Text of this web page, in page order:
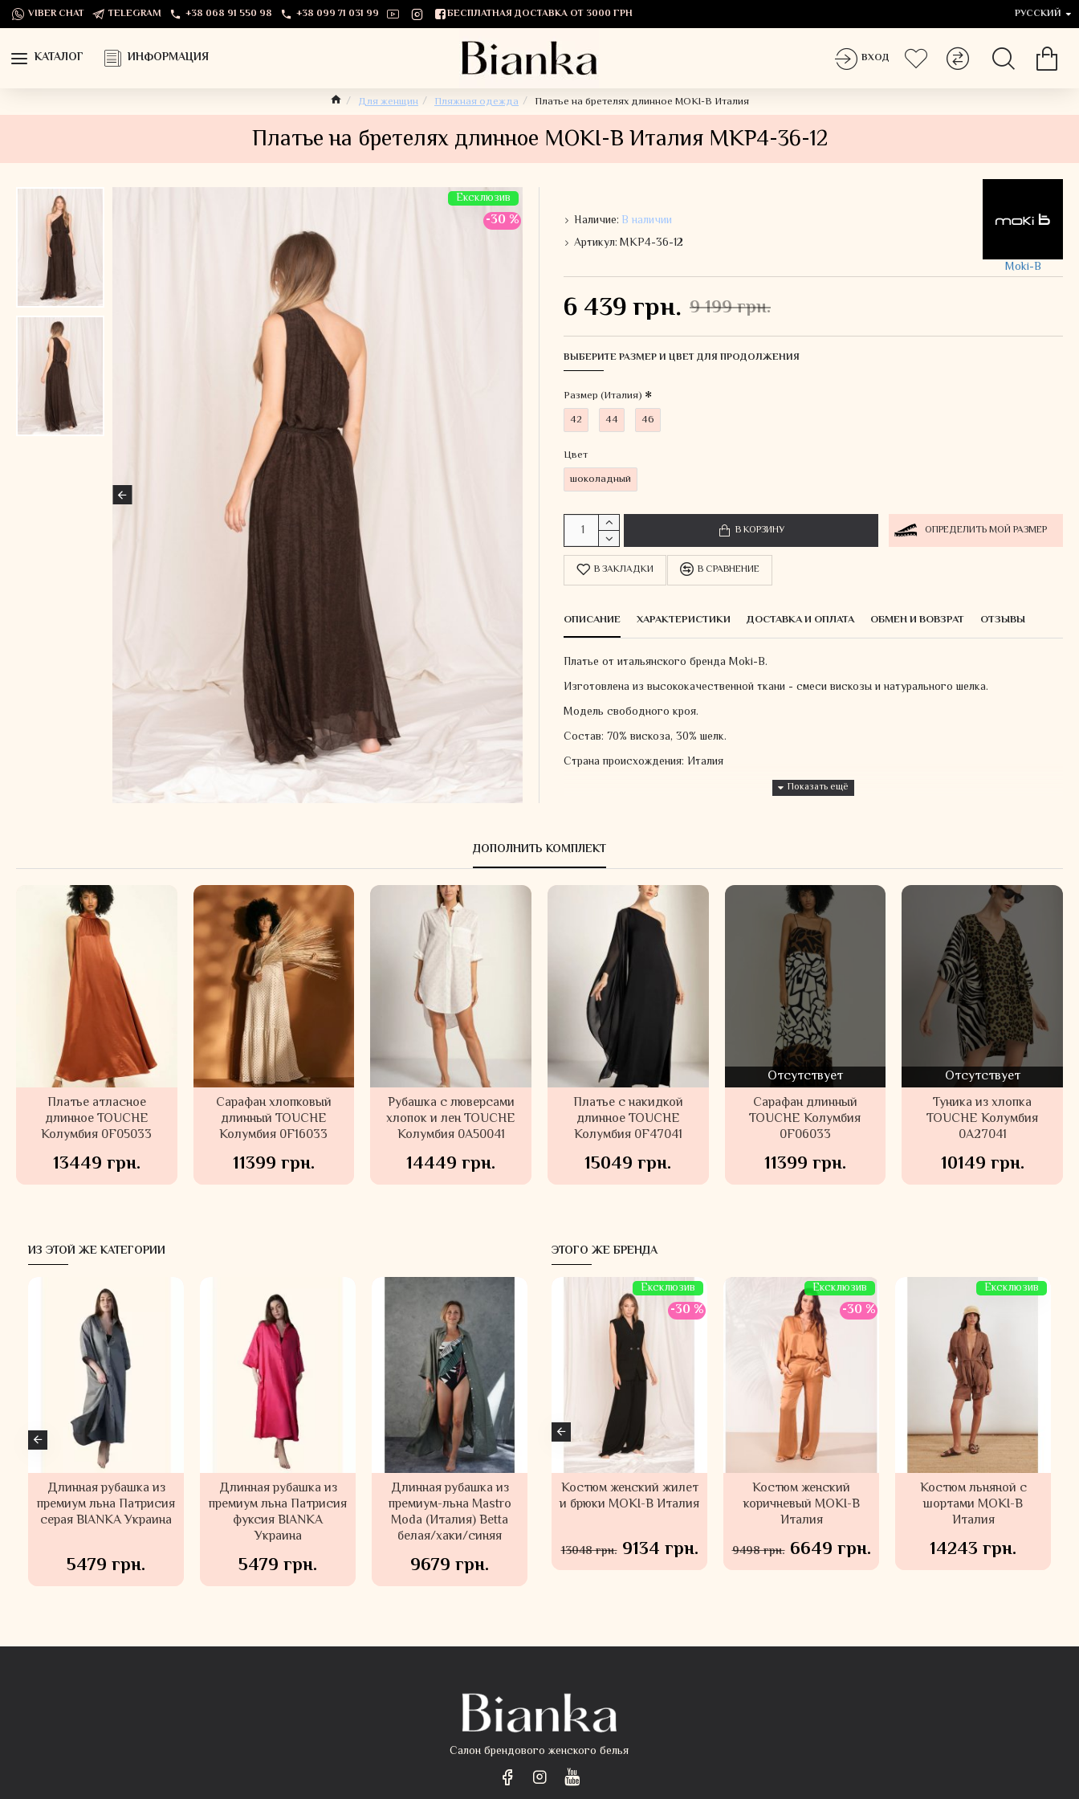
VIBER CHAT TELEGRAM +38 068 91 550 98 +38 099 71 031 99 БЕСПЛАТНАЯ ДОСТАВКА ОТ 3000 ГРН РУССКИЙ
КАТАЛОГ ИНФОРМАЦИЯ ВХОД
Для женщин Пляжная одежда Платье на бретелях длинное MOKI-B Италия
Платье на бретелях длинное MOKI-B Италия MKP4-36-12
Ексклюзив
-30 % Наличие: В наличии
Артикул:MKP4-36-12
Moki-B
9 199 грн.
6 439 грн.
ВЫБЕРИТЕ РАЗМЕР И ЦВЕТ ДЛЯ ПРОДОЛЖЕНИЯ
Размер (Италия)
42
44 46
Цвет
шоколадный
В КОРЗИНУ ОПРЕДЕЛИТЬ МОЙ РАЗМЕР
В ЗАКЛАДКИ В СРАВНЕНИЕ
ОПИСАНИЕ ХАРАКТЕРИСТИКИ ДОСТАВКА И ОПЛАТА ОБМЕН И ВОВЗРАТ ОТЗЫВЫ
Платье от итальянского бренда Moki-B.
Изготовлена ​​из высококачественной ткани - смеси вискозы и натурального шелка.
Модель свободного кроя.
Состав: 70% вискоза, 30% шелк.
Страна происхождения: Италия
ДОПОЛНИТЬ КОМПЛЕКТ
Платье атласное
длинное TOUCHE
Колумбия 0F05033
13449 грн.
Сарафан хлопковый
длинный TOUCHE
Колумбия 0F16033
11399 грн.
Рубашка с люверсами
хлопок и лен TOUCHE
Колумбия 0A50041
14449 грн.
Платье с накидкой
длинное TOUCHE
Колумбия 0F47041
15049 грн.
Отсутствует
Сарафан длинный
TOUCHE Колумбия
0F06033
11399 грн.
Отсутствует
Туника из хлопка
TOUCHE Колумбия
0A27041
10149 грн.
ИЗ ЭТОЙ ЖЕ КАТЕГОРИИ
Длинная рубашка из
премиум льна Патрисия
серая BIANKA Украина
5479 грн.
Длинная рубашка из
премиум льна Патрисия
фуксия BIANKA
Украина
5479 грн.
Длинная рубашка из
премиум-льна Mastro
Moda (Италия) Betta
белая/хаки/синяя
9679 грн.
ЭТОГО ЖЕ БРЕНДА
Костюм женский MOKI-
B Италия
Костюм женский
анималистический
принт MOKI-B Италия
Костюм женский
голубой MOKI-B
Италия
Ексклюзив
-30 %
Костюм женский жилет
и брюки MOKI-B Италия
13048 грн. 9134 грн.
Ексклюзив
-30 %
Костюм женский
коричневый MOKI-B
Италия
9498 грн. 6649 грн.
Ексклюзив
Костюм льняной с
шортами MOKI-B
Италия
14243 грн.
Салон брендового женского белья